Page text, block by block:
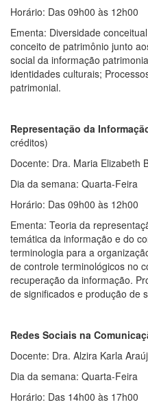
Horário: Das 09h00 às 12h00
Ementa: Diversidade
conceito de patrimônio junto
social da informação
identidades culturais;
patrimonial.
Representação da
créditos)
Docente: Dra. Maria Elizabeth
Dia da semana: Quarta-Feira
Horário: Das 09h00 às 12h00
Ementa: Teoria da
temática da informação e do
terminologia para a
de controle terminológicos no
recuperação da informação.
de significados e produção de
Redes Sociais na
Docente: Dra. Alzira Karla
Dia da semana: Quarta-Feira
Horário: Das 14h00 às 17h00